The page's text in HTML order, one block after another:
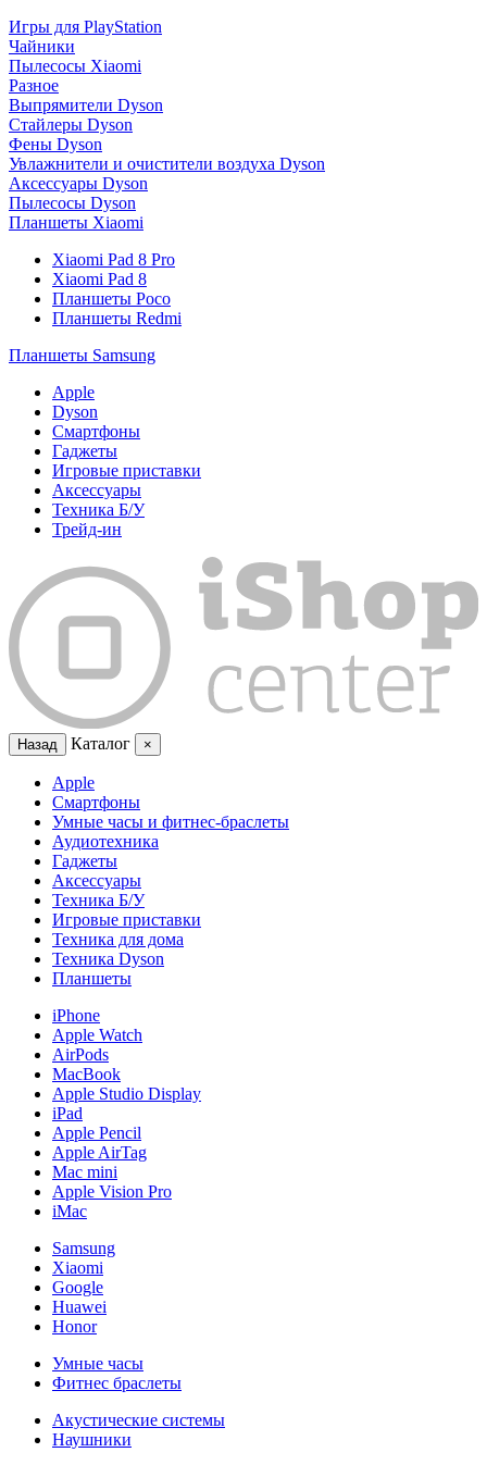
Игры для PlayStation
Чайники
Пылесосы Xiaomi
Разное
Выпрямители Dyson
Стайлеры Dyson
Фены Dyson
Увлажнители и очистители воздуха Dyson
Аксессуары Dyson
Пылесосы Dyson
Планшеты Xiaomi
Xiaomi Pad 8 Pro
Xiaomi Pad 8
Планшеты Poco
Планшеты Redmi
Планшеты Samsung
Apple
Dyson
Смартфоны
Гаджеты
Игровые приставки
Аксессуары
Техника Б/У
Трейд-ин
Назад Каталог ×
Apple
Смартфоны
Умные часы и фитнес-браслеты
Аудиотехника
Гаджеты
Аксессуары
Техника Б/У
Игровые приставки
Техника для дома
Техника Dyson
Планшеты
iPhone
Apple Watch
AirPods
MacBook
Apple Studio Display
iPad
Apple Pencil
Apple AirTag
Mac mini
Apple Vision Pro
iMac
Samsung
Xiaomi
Google
Huawei
Honor
Умные часы
Фитнес браслеты
Акустические системы
Наушники